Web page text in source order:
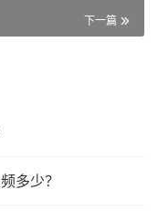
下一篇
多少？